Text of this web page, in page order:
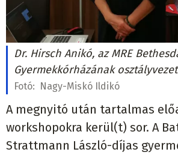
Dr. Hirsch Anikó, az MRE
Gyermekkórházának
Fotó: Nagy-Miskó Ildikó
A megnyitó után tartalmas
workshopokra kerül(t) sor. A
Strattmann László-díjas